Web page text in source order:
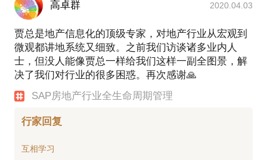
高卓群 2020.04.03
贾总是地产信息化的顶级专家，对地产行业从宏观到
微观都讲地系统又细致。之前我们访谈诸多业内人
士，但没人能像贾总一样给我们这样一副全图景，解
决了我们对行业的很多困惑。再次感谢🙏
SAP房地产行业全生命周期管理
行家回复